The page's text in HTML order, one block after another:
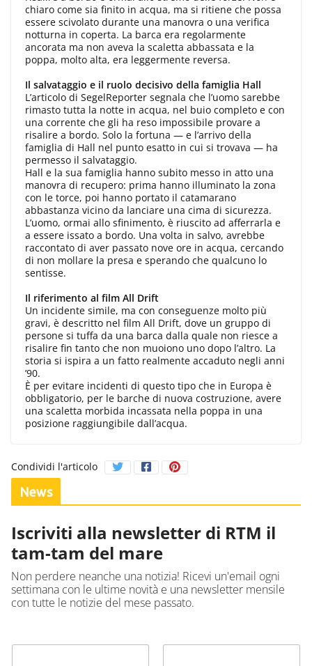
chiaro come sia finito in acqua, ma si ritiene che possa
essere scivolato durante una manovra o una verifica
notturna in coperta. La barca era regolarmente
ancorata ma non aveva la scaletta abbassata e la
poppa, molto alta, era leggermente reversa.
Il salvataggio e il ruolo decisivo della famiglia Hall
L’articolo di SegelReporter segnala che l’uomo sarebbe
rimasto tutta la notte in acqua, nel buio completo e con
una corrente che gli ha reso impossibile provare a
risalire a bordo. Solo la fortuna — e l’arrivo della
famiglia di Hall nel punto esatto in cui si trovava — ha
permesso il salvataggio.
Hall e la sua famiglia hanno subito messo in atto una
manovra di recupero: prima hanno illuminato la zona
con le torce, poi hanno portato il catamarano
abbastanza vicino da lanciare una cima di sicurezza.
L’uomo, ormai allo sfinimento, è riuscito ad afferrarla e
a essere issato a bordo. Una volta in salvo, avrebbe
raccontato di aver passato nove ore in acqua, cercando
di non mollare la presa e sperando che qualcuno lo
sentisse.
Il riferimento al film All Drift
Un incidente simile, ma con conseguenze molto più
gravi, è descritto nel film All Drift, dove un gruppo di
persone si tuffa da una barca dalla quale non riesce a
risalire fin tanto che non muoiono uno dopo l’altro. La
storia si ispira a un fatto realmente accaduto negli anni
’90.
È per evitare incidenti di questo tipo che in Europa è
obbligatorio, per le barche di nuova costruzione, avere
una scaletta morbida incassata nella poppa in una
posizione raggiungibile dall’acqua.
Condividi l'articolo
News
Iscriviti alla newsletter di RTM il
tam-tam del mare
Non perdere neanche una notizia! Ricevi un'email ogni
settimana con le ultime novità e una newsletter mensile
con tutte le notizie del mese passato.